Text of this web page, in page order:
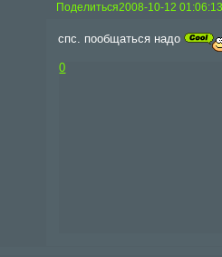
Поделиться2008-10-12 01:06:13
спс. пообщаться надо
0